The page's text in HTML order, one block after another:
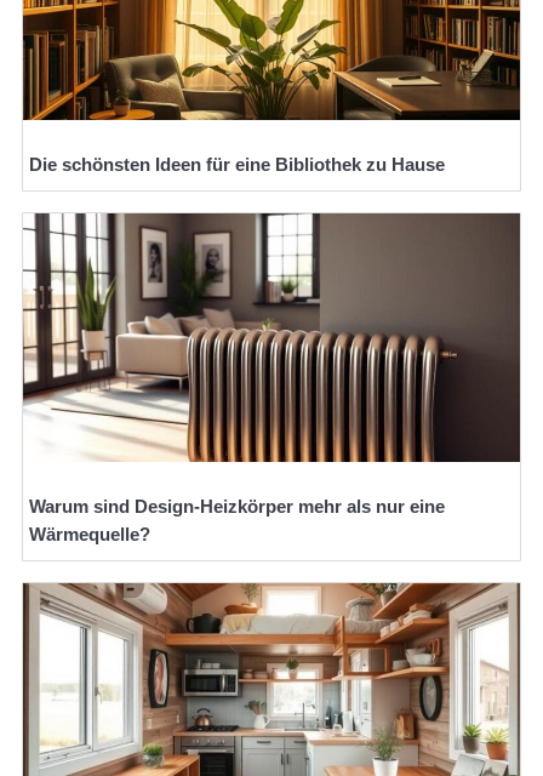
Die schönsten Ideen für eine Bibliothek zu Hause
Warum sind Design-Heizkörper mehr als nur eine
Wärmequelle?